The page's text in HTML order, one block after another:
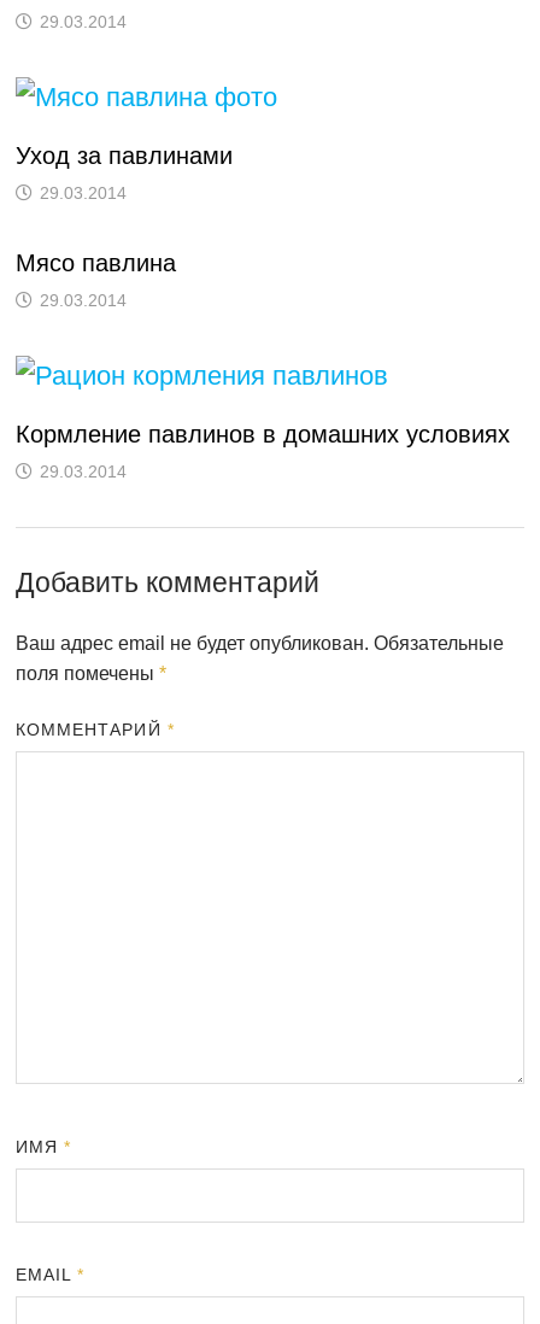
29.03.2014
Уход за павлинами
29.03.2014
Мясо павлина
29.03.2014
Кормление павлинов в домашних условиях
29.03.2014
Добавить комментарий
Ваш адрес email не будет опубликован. Обязательные
поля помечены *
КОММЕНТАРИЙ *
ИМЯ*
EMAIL*